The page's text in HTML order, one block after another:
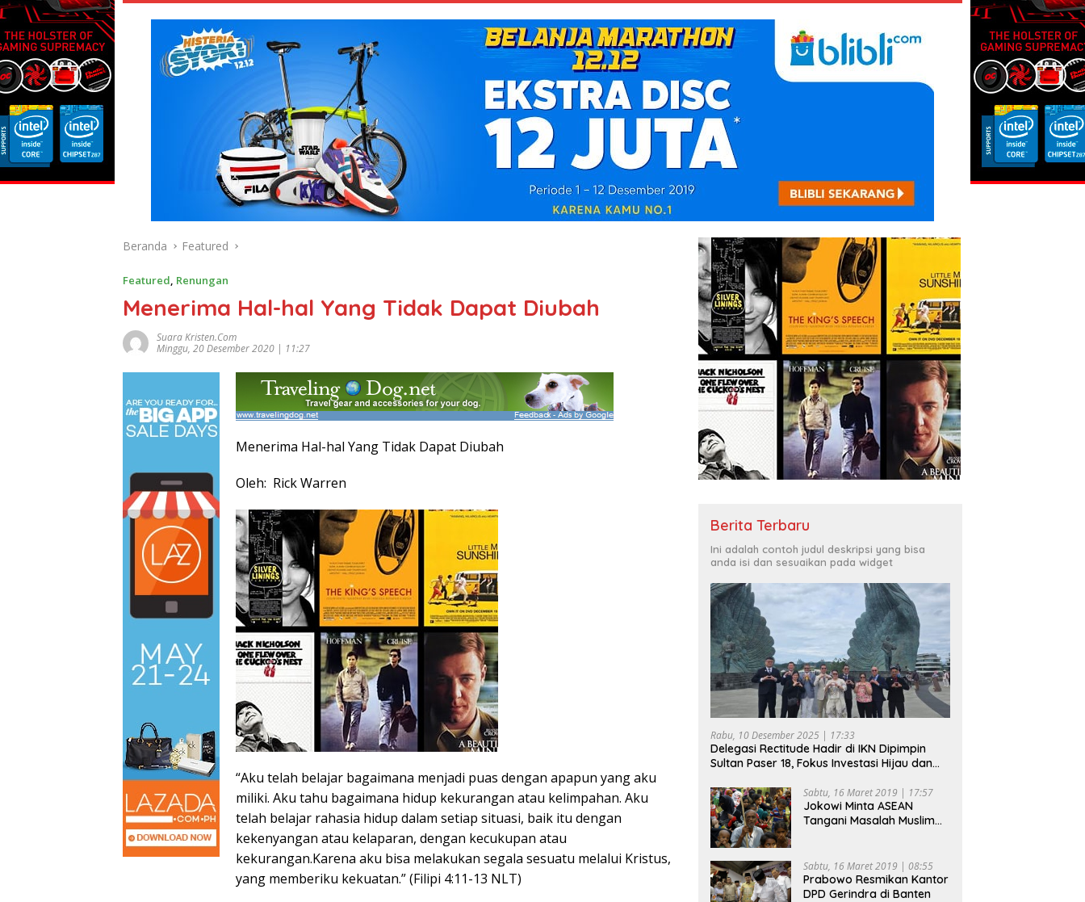
Beranda Featured
Featured, Renungan
Menerima Hal-hal Yang Tidak Dapat Diubah
Suara Kristen.com
Minggu, 20 Desember 2020 | 11:27
Menerima Hal-hal Yang Tidak Dapat Diubah
Oleh: Rick Warren
“Aku telah belajar bagaimana menjadi puas dengan apapun yang aku
miliki. Aku tahu bagaimana hidup kekurangan atau kelimpahan. Aku
telah belajar rahasia hidup dalam setiap situasi, baik itu dengan
kekenyangan atau kelaparan, dengan kecukupan atau
kekurangan.Karena aku bisa melakukan segala sesuatu melalui Kristus,
yang memberiku kekuatan.” (Filipi 4:11-13 NLT)
Berita Terbaru
Ini adalah contoh judul deskripsi yang bisa
anda isi dan sesuaikan pada widget
Rabu, 10 Desember 2025 | 17:33
Delegasi Rectitude Hadir di IKN Dipimpin
Sultan Paser 18, Fokus Investasi Hijau dan
Sabtu, 16 Maret 2019 | 17:57
Jokowi Minta ASEAN
Tangani Masalah Muslim
Sabtu, 16 Maret 2019 | 08:55
Prabowo Resmikan Kantor
DPD Gerindra di Banten